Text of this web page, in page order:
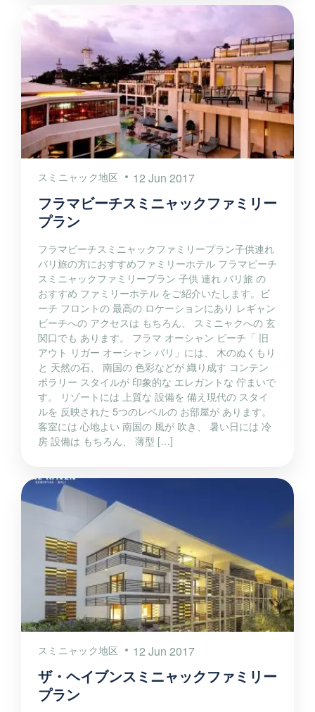
スミニャック地区 12 Jun 2017
フラマビーチスミニャックファミリー
プラン
フラマビーチスミニャックファミリープラン子供連れ
バリ旅の方におすすめファミリーホテル フラマビーチ
スミニャックファミリープラン 子供 連れ バリ旅 の
おすすめ ファミリーホテル をご紹介いたします。ビ
ーチ フロントの 最高の ロケーションにあり レギャン
ビーチへの アクセスは もちろん、 スミニャクへの 玄
関口でも あります。 フラマ オーシャン ビーチ「 旧
アウト リガー オーシャン バリ」には、 木のぬくもり
と 天然の石、 南国の 色彩などが 織り成す コンテン
ポラリー スタイルが 印象的な エレガントな 佇まいで
す。 リゾートには 上質な 設備を 備え現代の スタイ
ルを 反映された 5つのレベルの お部屋が あります。
客室には 心地よい 南国の 風が 吹き、 暑い日には 冷
房 設備は もちろん、 薄型 […]
スミニャック地区 12 Jun 2017
ザ・ヘイブンスミニャックファミリー
プラン